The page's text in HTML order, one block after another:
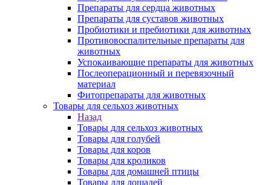
Препараты для сердца животных
Препараты для суставов животных
Пробиотики и пребиотики для животных
Противовоспалительные препараты для
животных
Успокаивающие препараты для животных
Послеоперационный и перевязочный
материал
Фитопрепараты для животных
Товары для сельхоз животных
Назад
Товары для сельхоз животных
Товары для голубей
Товары для коров
Товары для кроликов
Товары для домашней птицы
Товары для лошадей